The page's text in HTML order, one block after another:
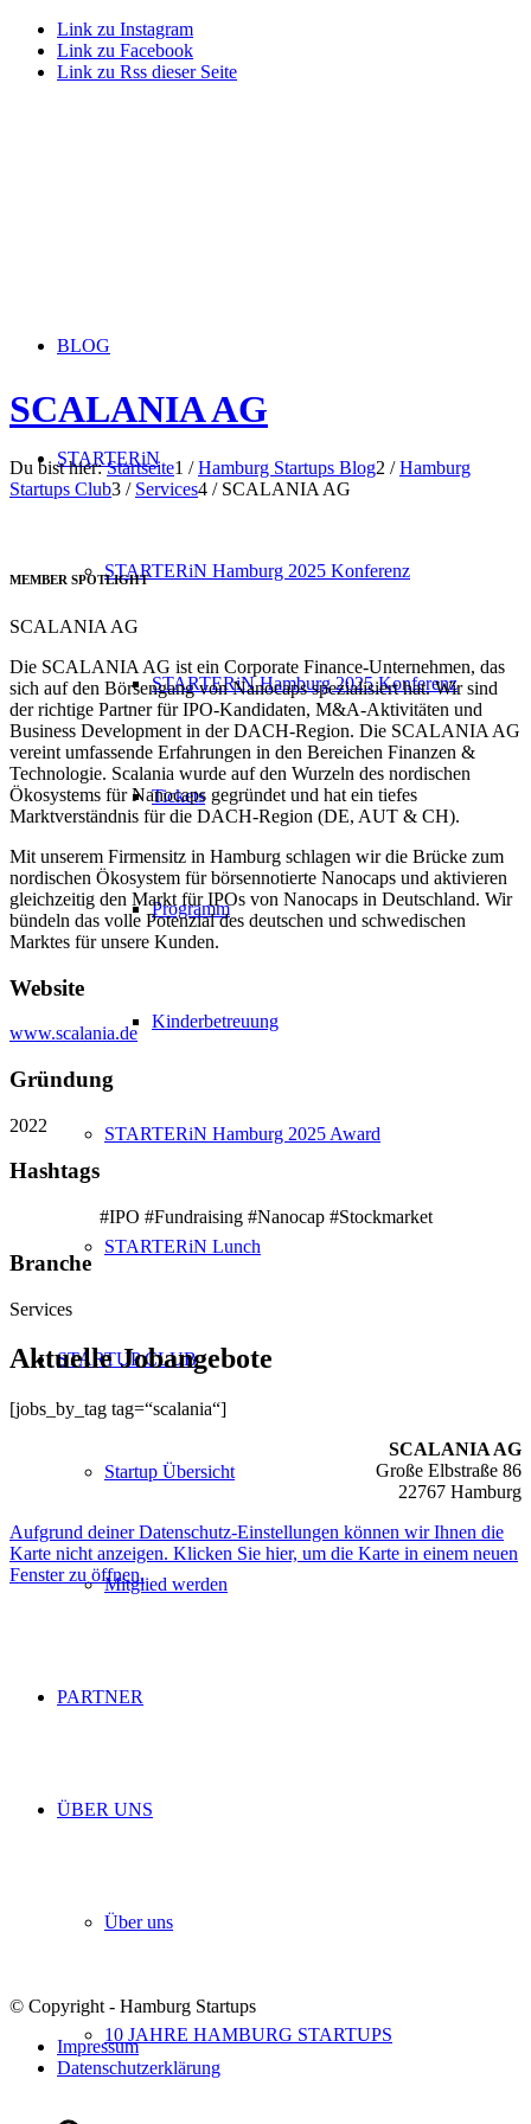
Link zu Instagram
Link zu Facebook
Link zu Rss dieser Seite
BLOG
STARTERiN
STARTERiN Hamburg 2025 Konferenz
STARTERiN Hamburg 2025 Konferenz
Tickets
Programm
Kinderbetreuung
STARTERiN Hamburg 2025 Award
STARTERiN Lunch
STARTUP CLUB
Startup Übersicht
Mitglied werden
PARTNER
ÜBER UNS
Über uns
10 JAHRE HAMBURG STARTUPS
SCALANIA AG
Du bist hier: Startseite1 / Hamburg Startups Blog2 / Hamburg
Startups Club3 / Services4 / SCALANIA AG
MEMBER SPOTLIGHT
SCALANIA AG
Die SCALANIA AG ist ein Corporate Finance-Unternehmen, das
sich auf den Börsengang von Nanocaps spezialisiert hat. Wir sind
der richtige Partner für IPO-Kandidaten, M&A-Aktivitäten und
Business Development in der DACH-Region. Die SCALANIA AG
vereint umfassende Erfahrungen in den Bereichen Finanzen &
Technologie. Scalania wurde auf den Wurzeln des nordischen
Ökosystems für Nanocaps gegründet und hat ein tiefes
Marktverständnis für die DACH-Region (DE, AUT & CH).
Mit unserem Firmensitz in Hamburg schlagen wir die Brücke zum
nordischen Ökosystem für börsennotierte Nanocaps und aktivieren
gleichzeitig den Markt für IPOs von Nanocaps in Deutschland. Wir
bündeln das volle Potenzial des deutschen und schwedischen
Marktes für unsere Kunden.
Website
www.scalania.de
Gründung
2022
Hashtags
#IPO #Fundraising #Nanocap #Stockmarket
Branche
Services
Aktuelle Jobangebote
[jobs_by_tag tag=“scalania“]
SCALANIA AG
Große Elbstraße 86
22767 Hamburg
Aufgrund deiner Datenschutz-Einstellungen können wir Ihnen die
Karte nicht anzeigen. Klicken Sie hier, um die Karte in einem neuen
Fenster zu öffnen.
© Copyright - Hamburg Startups
Impressum
Datenschutzerklärung